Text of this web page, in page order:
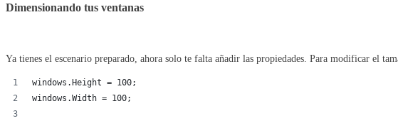
Dimensionando tus ventanas
Ya tienes el escenario preparado, ahora solo te falta añadir las propiedades. Para modificar el
windows.Height = 100;
windows.Width = 100;